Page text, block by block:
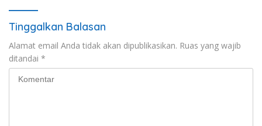
Tinggalkan Balasan
Alamat email Anda tidak akan dipublikasikan. Ruas yang wajib
ditandai *